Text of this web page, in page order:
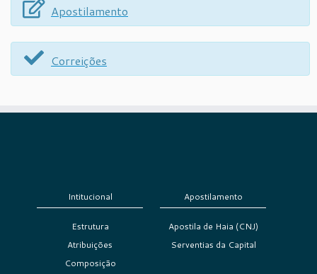
Apostilamento
Correições
Intitucional
Estrutura
Atribuições
Composição
Apostilamento
Apostila de Haia (CNJ)
Serventias da Capital